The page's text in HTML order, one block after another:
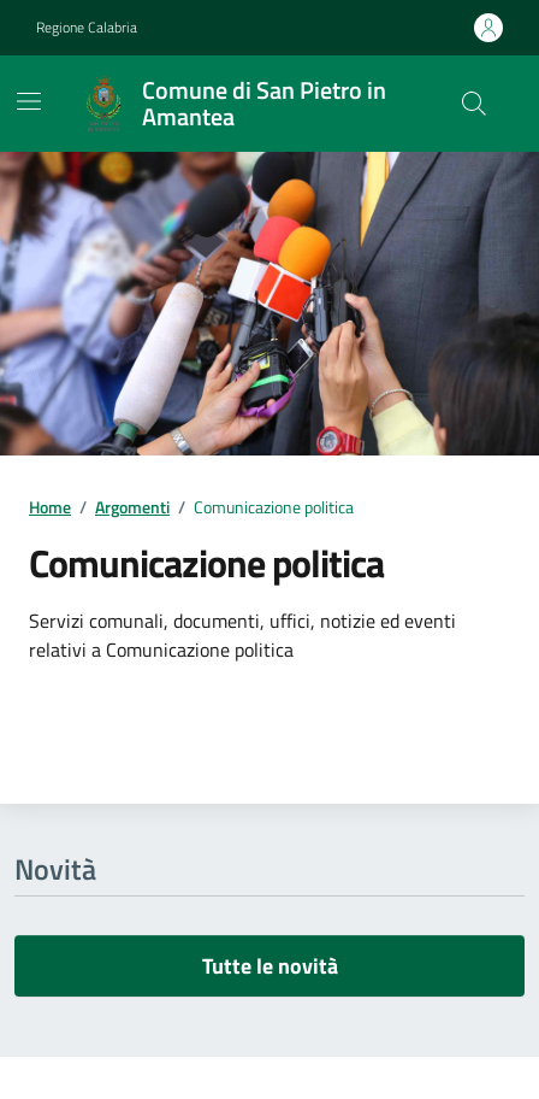
Regione Calabria
Comune di San Pietro in
Amantea
Home / Argomenti / Comunicazione politica
Comunicazione politica
Dettagli dell'argomento
Servizi comunali, documenti, uffici, notizie ed eventi
relativi a Comunicazione politica
Novità
Tutte le novità